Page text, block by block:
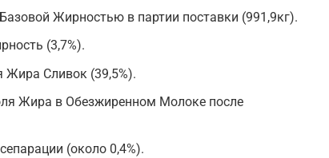
Жирностью в партии поставки (991,9кг).
(3,7%).
Сливок (39,5%).
Жира в Обезжиренном Молоке после
(около 0,4%).